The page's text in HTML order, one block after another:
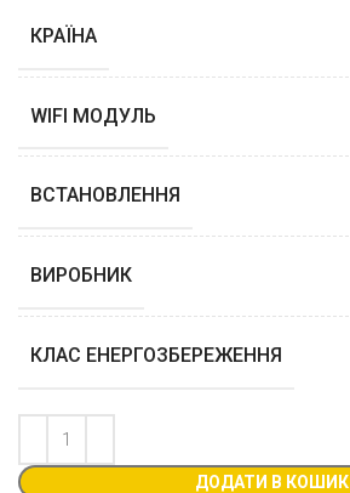
КРАЇНА
WIFI МОДУЛЬ
ВСТАНОВЛЕННЯ
ВИРОБНИК
КЛАС ЕНЕРГОЗБЕРЕЖЕННЯ
ДОДАТИ В КОШИК